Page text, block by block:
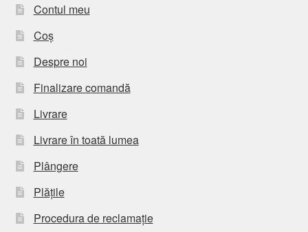
Contul meu
Coș
Despre noi
Finalizare comandă
Livrare
Livrare în toată lumea
Plângere
Plățile
Procedura de reclamație